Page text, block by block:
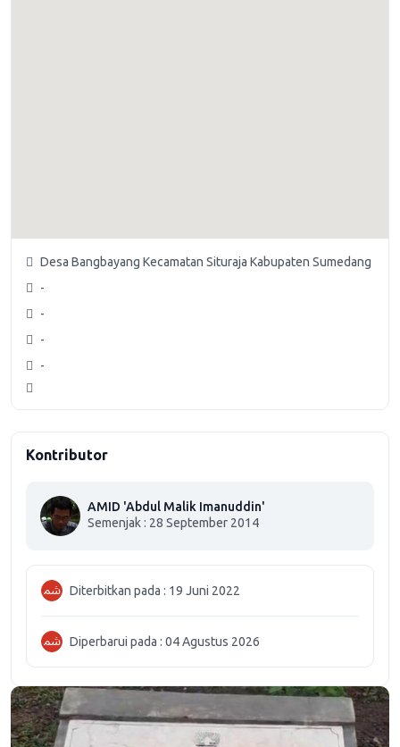
Desa Bangbayang Kecamatan Situraja Kabupaten Sumedang
-
-
-
-
Kontributor
AMID 'Abdul Malik Imanuddin'
Semenjak : 28 September 2014
Diterbitkan pada : 19 Juni 2022
Diperbarui pada : 04 Agustus 2026